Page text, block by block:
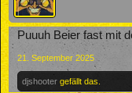
Puuuh Beier fast mit
21. September 2025
djshooter gefällt das.